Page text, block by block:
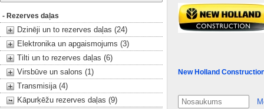
- Rezerves daļas
Dzinēji un to rezerves daļas (24)
Elektronika un apgaismojums (3)
Tilti un to rezerves daļas (6)
Virsbūve un salons (1)
Transmisija (4)
Kāpurķēžu rezerves daļas (9)
New Holland